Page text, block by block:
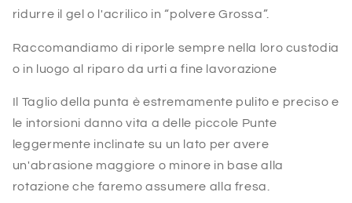
ridurre il gel o l'acrilico in “polvere Grossa”.
Raccomandiamo di riporle sempre nella loro custodia
o in luogo al riparo da urti a fine lavorazione
Il Taglio della punta è estremamente pulito e preciso e
le intorsioni danno vita a delle piccole Punte
leggermente inclinate su un lato per avere
un'abrasione maggiore o minore in base alla
rotazione che faremo assumere alla fresa.